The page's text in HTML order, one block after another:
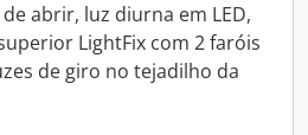
abrir, luz diurna em LED,
LightFix com 2 faróis
de giro no tejadilho da